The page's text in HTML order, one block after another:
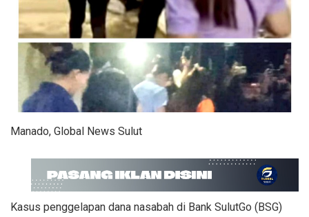
Manado, Global News Sulut
Kasus penggelapan dana nasabah di Bank SulutGo (BSG)